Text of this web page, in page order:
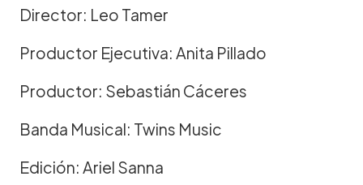
Director: Leo Tamer
Productor Ejecutiva: Anita Pillado
Productor: Sebastián Cáceres
Banda Musical: Twins Music
Edición: Ariel Sanna